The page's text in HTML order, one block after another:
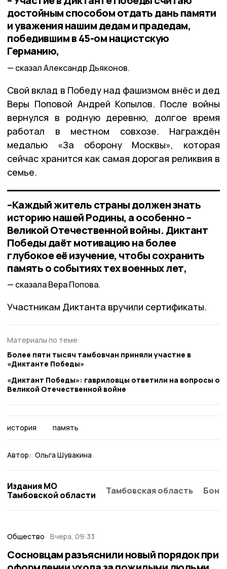
достойным способом отдать дань памяти
и уважения нашим дедам и прадедам,
победившим в 45-ом нацистскую
Германию,
сказал Александр Дьяконов.
Свой вклад в Победу над фашизмом внёс и дед
Веры Поповой Андрей Копылов. После войны
вернулся в родную деревню, долгое время
работал в местном совхозе. Награждён
медалью «За оборону Москвы», которая
сейчас хранится как самая дорогая реликвия в
семье.
–Каждый житель страны должен знать
историю нашей Родины, а особенно –
Великой Отечественной войны. Диктант
Победы даёт мотивацию на более
глубокое её изучение, чтобы сохранить
память о событиях тех военных лет,
сказала Вера Попова.
Участникам Диктанта вручили сертификаты.
Материалы по теме:
Более пяти тысяч тамбовчан приняли участие в
«Диктанте Победы»
«Диктант Победы»: гавриловцы ответили на вопросы о
Великой Отечественной войне
история память
Автор: Ольга Шувакина
Издания МО
Тамбовской области
Тамбовская область
Общество Вчера, 09:33
Сосновцам разъяснили новый порядок при